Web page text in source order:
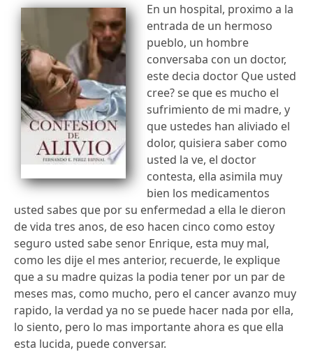
En un hospital, proximo a la
entrada de un hermoso
pueblo, un hombre
conversaba con un doctor,
este decia doctor Que usted
cree? se que es mucho el
sufrimiento de mi madre, y
que ustedes han aliviado el
dolor, quisiera saber como
usted la ve, el doctor
contesta, ella asimila muy
bien los medicamentos
usted sabes que por su enfermedad a ella le dieron
de vida tres anos, de eso hacen cinco como estoy
seguro usted sabe senor Enrique, esta muy mal,
como les dije el mes anterior, recuerde, le explique
que a su madre quizas la podia tener por un par de
meses mas, como mucho, pero el cancer avanzo muy
rapido, la verdad ya no se puede hacer nada por ella,
lo siento, pero lo mas importante ahora es que ella
esta lucida, puede conversar.